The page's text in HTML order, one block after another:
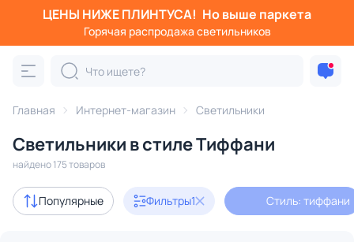
ЦЕНЫ НИЖЕ ПЛИНТУСА! Но выше паркета
Горячая распродажа светильников
Главная Интернет-магазин Светильники
Светильники в стиле Тиффани
найдено 175 товаров
Популярные Фильтры1 Стиль: тиффани
Фильтры
Категория:
Люстры Подвесные светильники Потолочные
В наличии 105